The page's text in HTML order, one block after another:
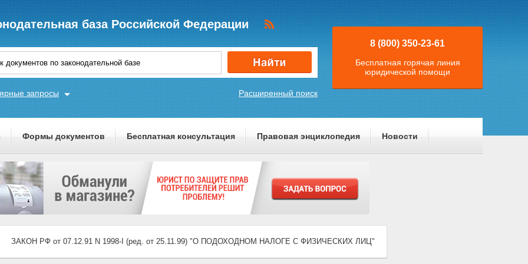
база Российской Федерации
Расширенный поиск
запросы
8 (800) 350-23-61
Бесплатная горячая линия
юридической помощи
Формы документов Бесплатная консультация Правовая энциклопедия Новости
ЗАКОН РФ от 07.12.91 N 1998-I (ред. от 25.11.99) "О ПОДОХОДНОМ НАЛОГЕ С ФИЗИЧЕСКИХ ЛИЦ"